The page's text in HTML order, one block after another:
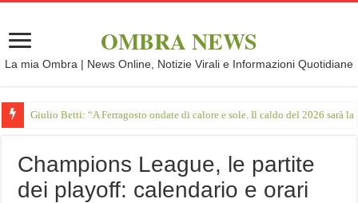
OMBRA NEWS
La mia Ombra | News Online, Notizie Virali e Informazioni Quotidiane
Giulio Betti: “A Ferragosto ondate di calore e sole. Il caldo del 2026 sarà
Champions League, le partite
dei playoff: calendario e orari